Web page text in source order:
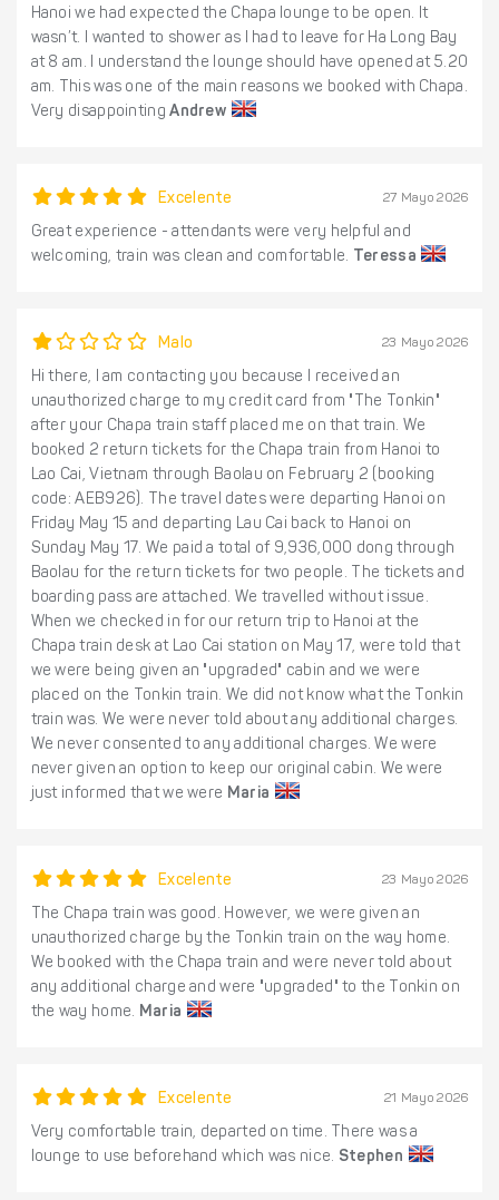
Hanoi we had expected the Chapa lounge to be open. It
wasn’t. I wanted to shower as I had to leave for Ha Long Bay
at 8 am. I understand the lounge should have opened at 5.20
am. This was one of the main reasons we booked with Chapa.
Very disappointingAndrew
Excelente 27 Mayo 2026
Great experience - attendants were very helpful and
welcoming, train was clean and comfortable.
Teressa
Malo 23 Mayo 2026
Hi there, I am contacting you because I received an
unauthorized charge to my credit card from "The Tonkin"
after your Chapa train staff placed me on that train. We
booked 2 return tickets for the Chapa train from Hanoi to
Lao Cai, Vietnam through Baolau on February 2 (booking
code: AEB926). The travel dates were departing Hanoi on
Friday May 15 and departing Lau Cai back to Hanoi on
Sunday May 17. We paid a total of 9,936,000 dong through
Baolau for the return tickets for two people. The tickets and
boarding pass are attached. We travelled without issue.
When we checked in for our return trip to Hanoi at the
Chapa train desk at Lao Cai station on May 17, were told that
we were being given an "upgraded" cabin and we were
placed on the Tonkin train. We did not know what the Tonkin
train was. We were never told about any additional charges.
We never consented to any additional charges. We were
never given an option to keep our original cabin. We were
just informed that we were Maria
Excelente 23 Mayo 2026
The Chapa train was good. However, we were given an
unauthorized charge by the Tonkin train on the way home.
We booked with the Chapa train and were never told about
any additional charge and were "upgraded" to the Tonkin on
the way home. Maria
Excelente 21 Mayo 2026
Very comfortable train, departed on time. There was a
lounge to use beforehand which was nice. Stephen